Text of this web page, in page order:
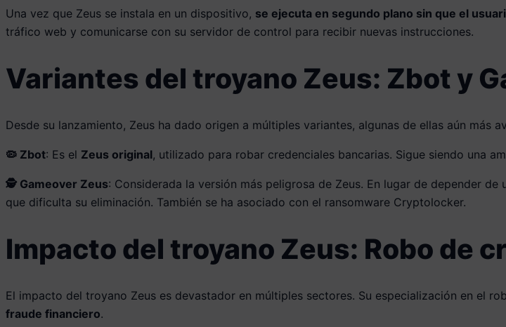
Una vez que Zeus se instala en un dispositivo, se ejecuta en segundo plano sin que el
tráfico web y comunicarse con su servidor de control para recibir nuevas instrucciones.
Variantes del troyano Zeus: Zbot y
Desde su lanzamiento, Zeus ha dado origen a múltiples variantes, algunas de ellas aún más
🦠 Zbot: Es el Zeus original, utilizado para robar credenciales bancarias. Sigue siendo una
🕵️ Gameover Zeus: Considerada la versión más peligrosa de Zeus. En lugar de depender de
que dificulta su eliminación. También se ha asociado con el ransomware Cryptolocker.
Impacto del troyano Zeus: Robo de
El impacto del troyano Zeus es devastador en múltiples sectores. Su especialización en el
fraude financiero.